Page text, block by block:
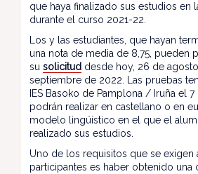
que haya finalizado sus estudios en
durante el curso 2021-22.
Los y las estudiantes, que hayan
una nota de media de 8,75, pueden
su solicitud desde hoy, 26 de
septiembre de 2022. Las pruebas
IES Basoko de Pamplona / Iruña el
podrán realizar en castellano o en
modelo lingüístico en el que el
realizado sus estudios.
Uno de los requisitos que se exigen
participantes es haber obtenido una